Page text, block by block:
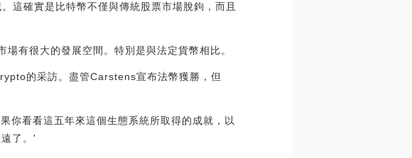
這確實是比特幣不僅與傳統股票市場脫鉤，而且
有很大的發展空間。特別是與法定貨幣相比。
的采訪。盡管Carstens宣布法幣獲勝，但
你看看這五年來這個生態系統所取得的成就，以
了。'